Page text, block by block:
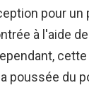
pour
à l'aide
poussée du